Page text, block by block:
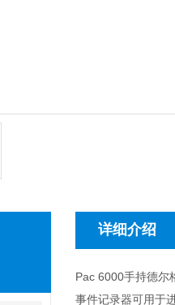
详细介绍
Pac 6000手持德尔
事件记录器可用于